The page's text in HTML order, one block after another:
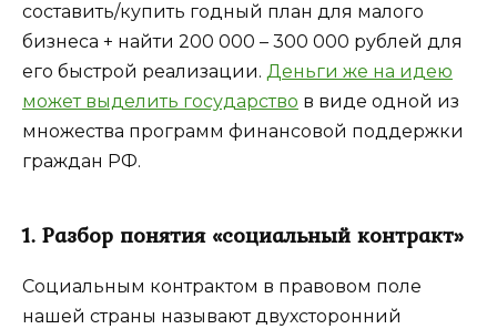
составить/купить годный план для малого
бизнеса + найти 200 000 – 300 000 рублей для
его быстрой реализации. Деньги же на идею
может выделить государство в виде одной из
множества программ финансовой поддержки
граждан РФ.
1. Разбор понятия «социальный контракт»
Социальным контрактом в правовом поле
нашей страны называют двухсторонний